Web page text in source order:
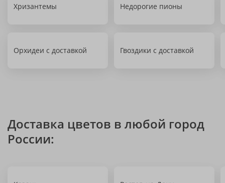
Хризантемы Недорогие пионы
Орхидеи с доставкой Гвоздики с доставкой
Доставка цветов в любой город
России: